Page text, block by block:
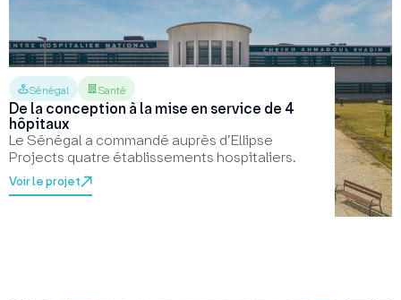
Sénégal Santé
De la conception à la mise en service de 4
hôpitaux
Le Sénégal a commandé auprès d’Ellipse
Projects quatre établissements hospitaliers.
Voir le projet